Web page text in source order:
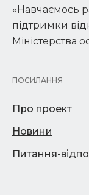
«Навчаємось
підтримки
Міністерства
ПОСИЛАННЯ
Про проект
Новини
Питання-